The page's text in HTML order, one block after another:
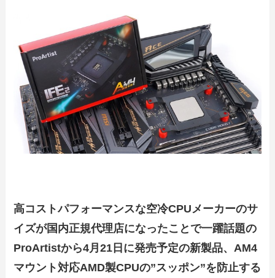
高コストパフォーマンスな空冷CPUメーカーのサ
イズが国内正規代理店になったことで一躍話題の
ProArtistから4月21日に発売予定の新製品、AM4
マウント対応AMD製CPUの”スッポン”を防止する